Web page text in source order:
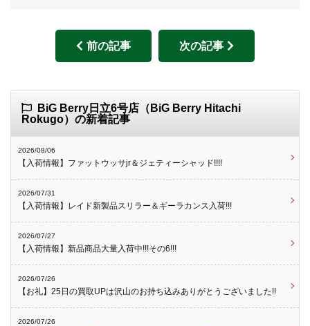
前の記事 次の記事
BiG Berry日立6号店（BiG Berry Hitachi
Rokugo）の新着記事
2026/08/06
【入荷情報】ファットウッサjr＆ジェティーシャッド!!!!
2026/07/31
【入荷情報】レイド新製品スリラー＆ギーラカンス入荷!!!
2026/07/27
【入荷情報】新品商品大量入荷中!!!その6!!!
2026/07/26
【お礼】25日の買取UPは沢山のお持ち込みありがとうございました!!
2026/07/26